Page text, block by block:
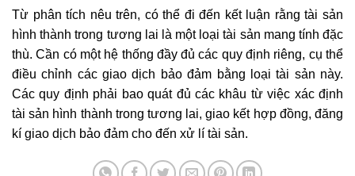
Từ phân tích nêu trên, có thể đi đến kết luận rằng tài sản
hình thành trong tương lai là một loại tài sản mang tính đặc
thù. Cần có một hệ thống đầy đủ các quy định riêng, cụ thể
điều chỉnh các giao dịch bảo đảm bằng loại tài sản này.
Các quy định phải bao quát đủ các khâu từ việc xác định
tài sản hình thành trong tương lai, giao kết hợp đồng, đăng
kí giao dịch bảo đảm cho đến xử lí tài sản.